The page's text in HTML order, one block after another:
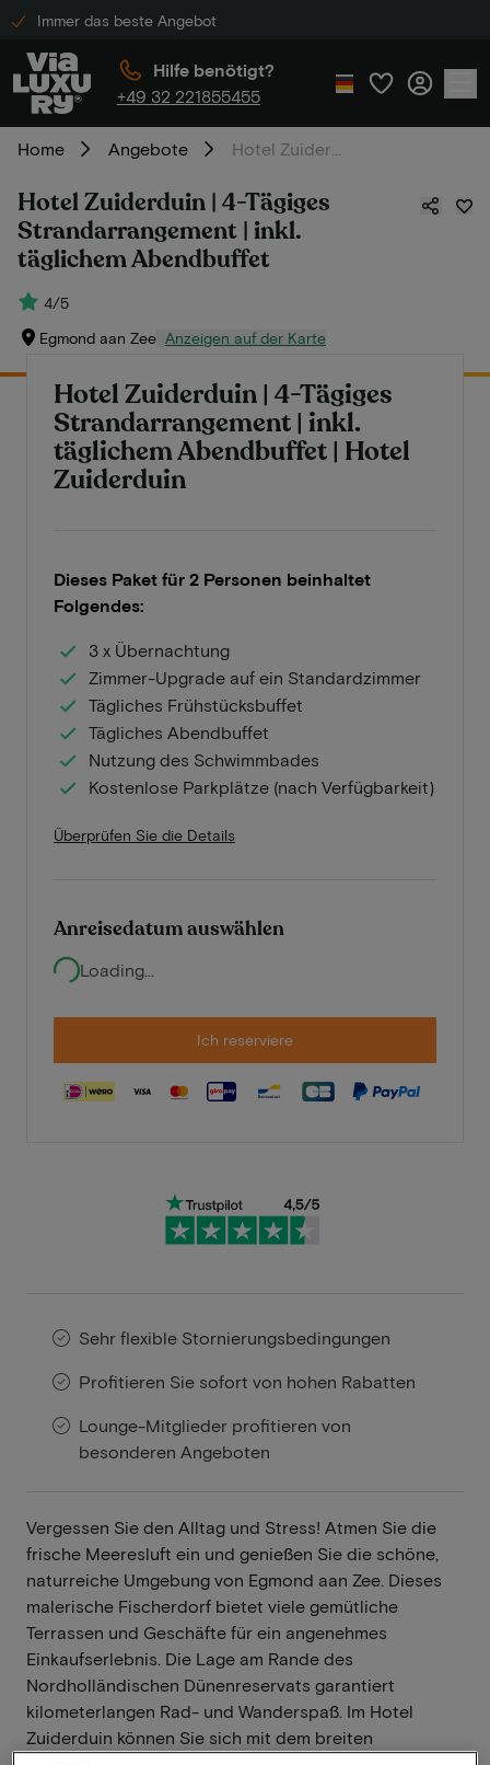
Immer das beste Angebot
Hilfe benötigt?
+49 32 221855455
Home Angebote
Hotel Zuiderduin | 4-Tägiges
Strandarrangement | inkl.
täglichem Abendbuffet
4/5
Egmond aan Zee Anzeigen auf der Karte
Hotel Zuiderduin | 4-Tägiges
Strandarrangement | inkl.
täglichem Abendbuffet | Hotel
Zuiderduin
Dieses Paket für 2 Personen beinhaltet
Folgendes:
3 x Übernachtung
Zimmer-Upgrade auf ein Standardzimmer
Tägliches Frühstücksbuffet
Tägliches Abendbuffet
Nutzung des Schwimmbades
Kostenlose Parkplätze (nach Verfügbarkeit)
Überprüfen Sie die Details
Anreisedatum auswählen
Loading...
Ich reserviere
Sehr flexible Stornierungsbedingungen
Profitieren Sie sofort von hohen Rabatten
Lounge-Mitglieder profitieren von
besonderen Angeboten
Vergessen Sie den Alltag und Stress! Atmen Sie die
frische Meeresluft ein und genießen Sie die schöne,
naturreiche Umgebung von Egmond aan Zee. Dieses
malerische Fischerdorf bietet viele gemütliche
Terrassen und Geschäfte für ein angenehmes
Einkaufserlebnis. Die Lage am Rande des
Nordholländischen Dünenreservats garantiert
kilometerlangen Rad- und Wanderspaß. Im Hotel
Zuiderduin können Sie sich mit dem breiten